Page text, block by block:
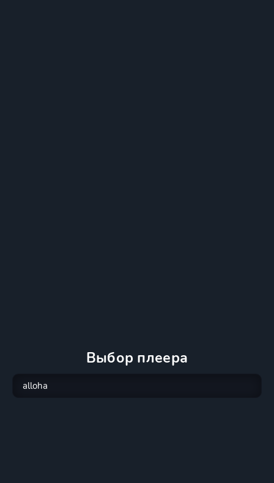
Выбор плеера